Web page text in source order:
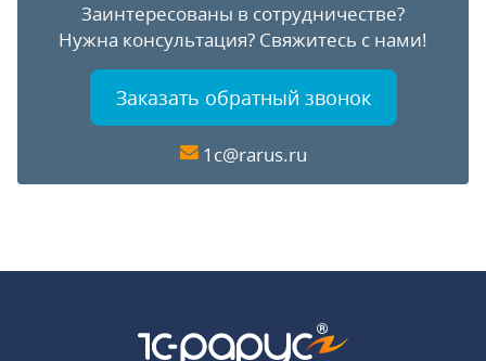
Заинтересованы в сотрудничестве?
Нужна консультация? Свяжитесь с нами!
Заказать обратный звонок
1c@rarus.ru